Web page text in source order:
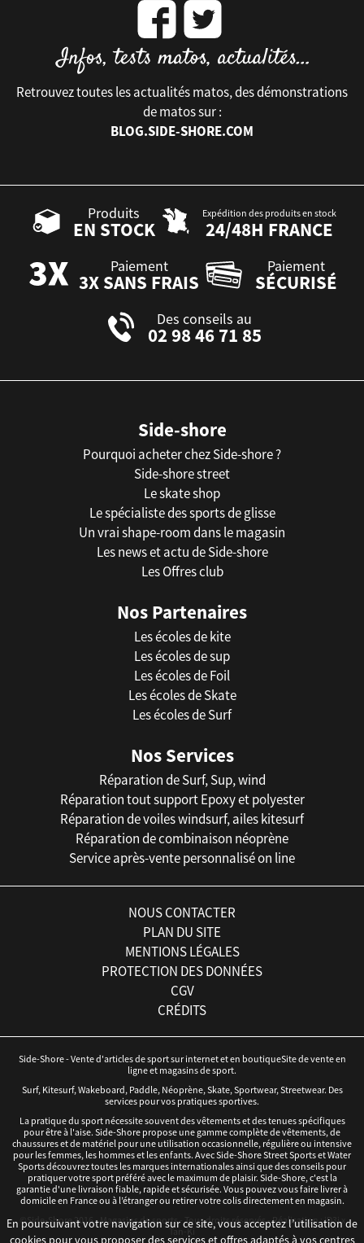
Retrouvez toutes les actualités matos, des démonstrations
de matos sur :
BLOG.SIDE-SHORE.COM
Produits
EN STOCK
Expédition des produits en stock
24/48H FRANCE
Paiement
3X SANS FRAIS
Paiement
SÉCURISÉ
Des conseils au
02 98 46 71 85
Side-shore
Pourquoi acheter chez Side-shore ?
Side-shore street
Le skate shop
Le spécialiste des sports de glisse
Un vrai shape-room dans le magasin
Les news et actu de Side-shore
Les Offres club
Nos Partenaires
Les écoles de kite
Les écoles de sup
Les écoles de Foil
Les écoles de Skate
Les écoles de Surf
Nos Services
Réparation de Surf, Sup, wind
Réparation tout support Epoxy et polyester
Réparation de voiles windsurf, ailes kitesurf
Réparation de combinaison néoprène
Service après-vente personnalisé on line
NOUS CONTACTER
PLAN DU SITE
MENTIONS LÉGALES
PROTECTION DES DONNÉES
CGV
CRÉDITS
Side-Shore - Vente d'articles de sport sur internet et en boutiqueSite de vente en
ligne et magasins de sport.
Surf, Kitesurf, Wakeboard, Paddle, Néoprène, Skate, Sportwear, Streetwear. Des
services pour vos pratiques sportives.
La pratique du sport nécessite souvent des vêtements et des tenues spécifiques
pour être à l'aise. Side-Shore propose une gamme complète de vêtements, de
chaussures et de matériel pour une utilisation occasionnelle, régulière ou intensive
pour les femmes, les hommes et les enfants. Avec Side-Shore Street Sports et Water
Sports découvrez toutes les marques internationales ainsi que des conseils pour
pratiquer votre sport préféré avec le maximum de plaisir. Side-Shore, c'est la
garantie d'une livraison fiable, rapide et sécurisée. Vous pouvez vous faire livrer à
domicile en France ou à l’étranger ou retirer votre colis directement en magasin.
©Side-Shore 2016 - Magasins de sports - Tous droits réservés - Réalisation :iD3ix
Tan-Ki
En poursuivant votre navigation sur ce site, vous acceptez l’utilisation de
cookies pour vous proposer des services et offres adaptés à vos centres